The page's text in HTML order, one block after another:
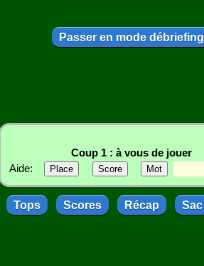
Passer en mode débriefing
Coup 1 : à vous de jouer
Aide:
Tops Scores Récap Sac